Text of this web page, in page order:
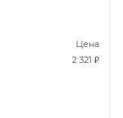
Цена
2 321 ₽